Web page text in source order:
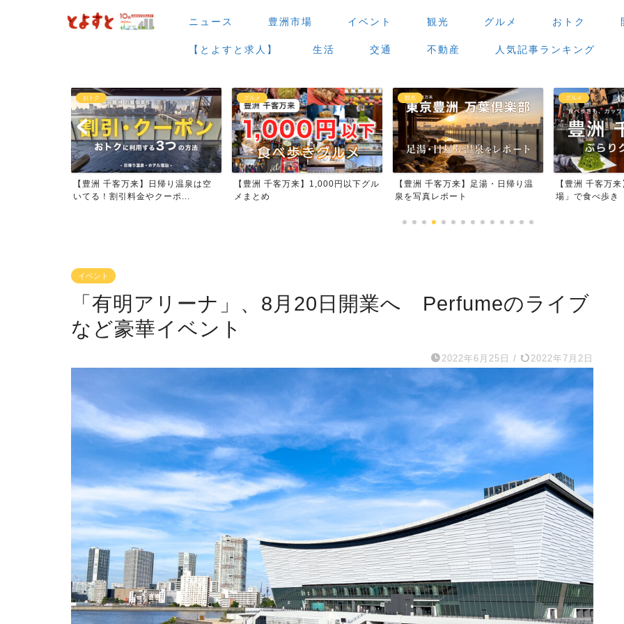
ニュース 豊洲市場 イベント 観光 グルメ おトク
【とよすと求人】 生活 交通 不動産 人気記事ランキング
おトク
【豊洲 千客万来】日帰り温泉は空
いてる！割引料金やクーポ...
グルメ
【豊洲 千客万来】1,000円以下グル
メまとめ
観光
【豊洲 千客万来】足湯・日帰り温
泉を写真レポート
グルメ
【豊洲 千客万
場」で食べ歩き
イベント
「有明アリーナ」、8月20日開業へ Perfumeのライブ
など豪華イベント
2022年6月25日 / 2022年7月2日